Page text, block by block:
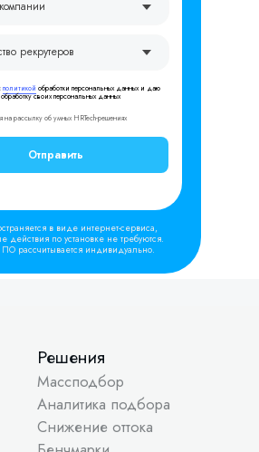
политикой обработки персональных данных и даю
своих персональных данных
на рассылку об умных HRTech-решениях
Отправить
в виде интернет-сервиса,
действия по установке не требуются.
ПО рассчитывается индивидуально.